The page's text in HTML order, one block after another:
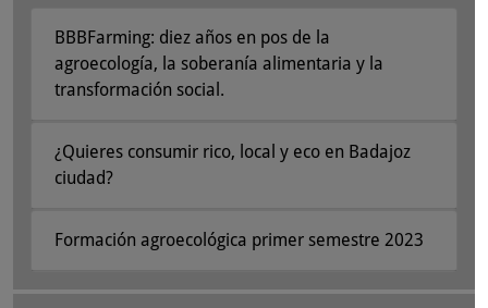
BBBFarming: diez años en pos de la
agroecología, la soberanía alimentaria y la
transformación social.
¿Quieres consumir rico, local y eco en Badajoz
ciudad?
Formación agroecológica primer semestre 2023